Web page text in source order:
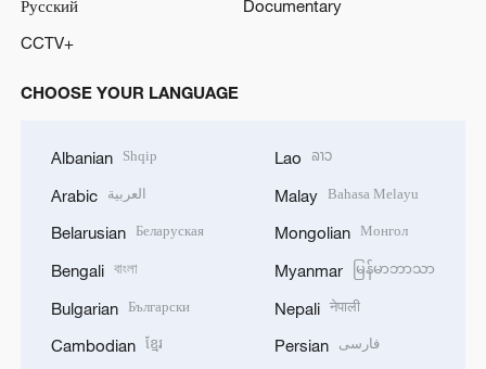
Русский
Documentary
CCTV+
CHOOSE YOUR LANGUAGE
Albanian Shqip
Arabic العربية
Belarusian Беларуская
Bengali বাংলা
Bulgarian Български
Cambodian ខ្មែរ
Lao ລາວ
Malay Bahasa Melayu
Mongolian Монгол
Myanmar မြန်မာဘာသာ
Nepali नेपाली
Persian فارسی